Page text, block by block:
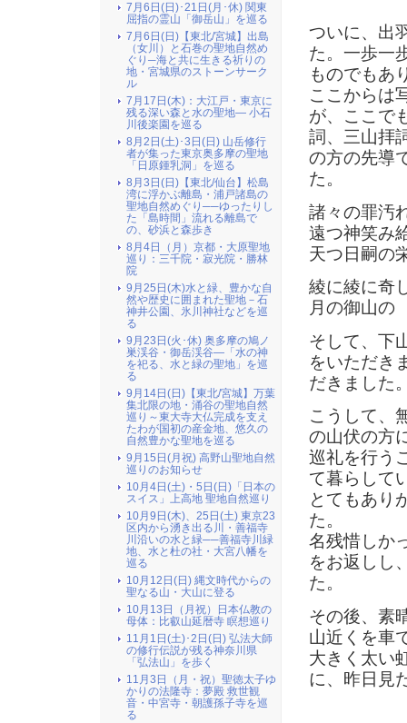
ついに、出
た。一歩一
ものでもあ
ここからは
が、ここで
詞、三山拝
の方の先導
た。
諸々の罪汚
遠つ神笑み
天つ日嗣の
綾に綾に奇
月の御山の
そして、下
をいただき
だきました
こうして、
の山伏の方
巡礼を行う
て暮らして
とてもあり
た。
名残惜しか
をお返しし
た。
その後、素
山近くを車
大きく太い
に、昨日見
7月6日(日)･21日(月･休) 関東
屈指の霊山「御岳山」を巡る
7月6日(日)【東北/宮城】出島
（女川）と石巻の聖地自然め
ぐり─海と共に生きる祈りの
地・宮城県のストーンサーク
ル
7月17日(木)：大江戸・東京に
残る深い森と水の聖地― 小石
川後楽園を巡る
8月2日(土)･3日(日) 山岳修行
者が集った東京奥多摩の聖地
「日原鍾乳洞」を巡る
8月3日(日)【東北/仙台】松島
湾に浮かぶ離島・浦戸諸島の
聖地自然めぐり──ゆったりし
た「島時間」流れる離島で
の、砂浜と森歩き
8月4日（月）京都・大原聖地
巡り：三千院・寂光院・勝林
院
9月25日(木)水と緑、豊かな自
然や歴史に囲まれた聖地－石
神井公園、氷川神社などを巡
る
9月23日(火･休) 奥多摩の鳩ノ
巣渓谷・御岳渓谷―「水の神
を祀る、水と緑の聖地」を巡
る
9月14日(日)【東北/宮城】万葉
集北限の地・涌谷の聖地自然
巡り～東大寺大仏完成を支え
たわが国初の産金地、悠久の
自然豊かな聖地を巡る
9月15日(月祝) 高野山聖地自然
巡りのお知らせ
10月4日(土)・5日(日)「日本の
スイス」上高地 聖地自然巡り
10月9日(木)、25日(土) 東京23
区内から湧き出る川・善福寺
川沿いの水と緑──善福寺川緑
地、水と杜の社・大宮八幡を
巡る
10月12日(日) 縄文時代からの
聖なる山・大山に登る
10月13日（月祝）日本仏教の
母体：比叡山延暦寺 瞑想巡り
11月1日(土)･2日(日) 弘法大師
の修行伝説が残る神奈川県
「弘法山」を歩く
11月3日（月・祝）聖徳太子ゆ
かりの法隆寺：夢殿 救世観
音・中宮寺・朝護孫子寺を巡
る